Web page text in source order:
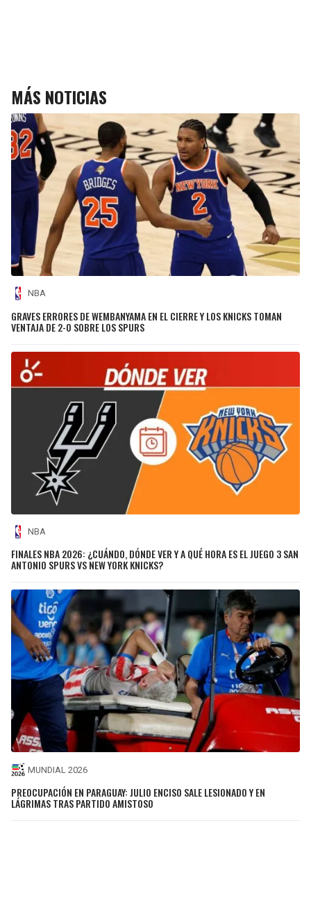
MÁS NOTICIAS
NBA
GRAVES ERRORES DE WEMBANYAMA EN EL CIERRE Y LOS KNICKS TOMAN
VENTAJA DE 2-0 SOBRE LOS SPURS
NBA
FINALES NBA 2026: ¿CUÁNDO, DÓNDE VER Y A QUÉ HORA ES EL JUEGO 3 SAN
ANTONIO SPURS VS NEW YORK KNICKS?
MUNDIAL 2026
PREOCUPACIÓN EN PARAGUAY: JULIO ENCISO SALE LESIONADO Y EN
LÁGRIMAS TRAS PARTIDO AMISTOSO